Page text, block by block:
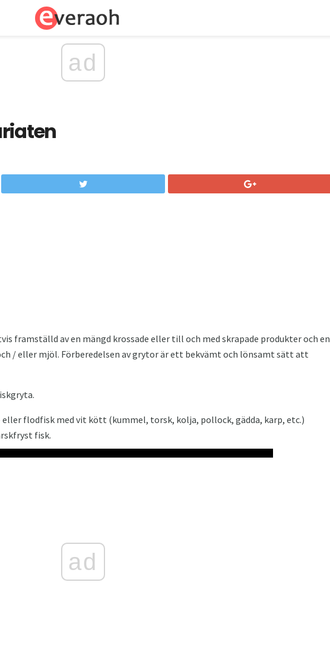
ad
framställd av en mängd krossade eller till och med skrapade produkter och en
/ eller mjöl. Förberedelsen av grytor är ett bekvämt och lönsamt sätt att
flodfisk med vit kött (kummel, torsk, kolja, pollock, gädda, karp, etc.)
fisk.
ad